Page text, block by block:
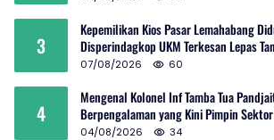
3
Kepemilikan Kios Pasar Lemahabang
Disperindagkop UKM Terkesan Lepas
07/08/2026 60
4
Mengenal Kolonel Inf Tamba Tua
Berpengalaman yang Kini Pimpin
04/08/2026 34